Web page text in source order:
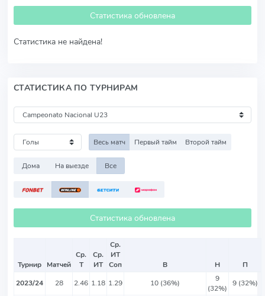
Статистика обновлена
Статистика не найдена!
СТАТИСТИКА ПО ТУРНИРАМ
Весь матч Первый тайм Второй тайм
Дома На выезде Все
Статистика обновлена
Турнир Матчей
Ср.
Т
Ср.
ИТ
Ср.
ИТ
Соп
В Н
П
2023/24
28 2.46 1.18 1.29 10 (36%)
9
(32%)
9 (32%)